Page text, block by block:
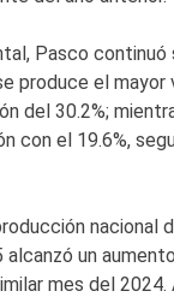
Pasco continuó
produce el mayor
del 30.2%;
con el 19.6%,
nacional
un
mes del